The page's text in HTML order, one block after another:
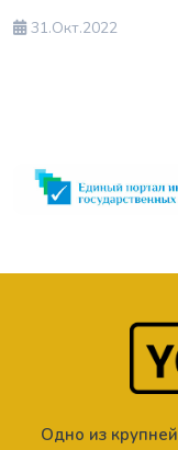
31.Окт.2022
Одно из